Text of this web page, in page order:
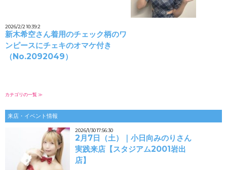
2026/2/2 10:39:2
新木希空さん着用のチェック柄のワ
ンピースにチェキのオマケ付き
（No.2092049）
カテゴリの一覧 ≫
来店・イベント情報
2026/1/30 17:56:30
2月7日（土）｜小日向みのりさん
実践来店【スタジアム2001岩出
店】